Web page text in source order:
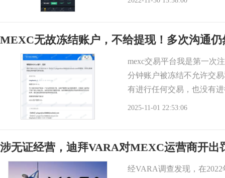
MEXC无故冻结账户，不给提现！多次沟通
mexc交易平台我是第一次
分钟账户被冻结不允许交
有进行任何交易，也没有
冻结，即时提
2025-11-01 22:53:06
涉无证经营，迪拜VARA对MEXC运营商开出
经VARA调查发现，在